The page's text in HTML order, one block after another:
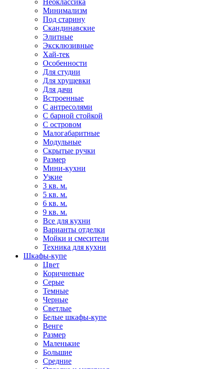
Неоклассика
Минимализм
Под старину
Скандинавские
Элитные
Эксклюзивные
Хай-тек
Особенности
Для студии
Для хрущевки
Для дачи
Встроенные
С антресолями
С барной стойкой
С островом
Малогабаритные
Модульные
Скрытые ручки
Размер
Мини-кухни
Узкие
3 кв. м.
5 кв. м.
6 кв. м.
9 кв. м.
Все для кухни
Варианты отделки
Мойки и смесители
Техника для кухни
Шкафы-купе
Цвет
Коричневые
Серые
Темные
Черные
Светлые
Белые шкафы-купе
Венге
Размер
Маленькие
Большие
Средние